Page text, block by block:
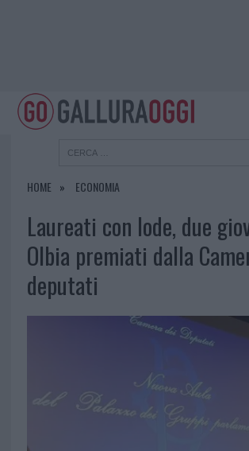
HOME ECONOMIA
Laureati con lode, due
Olbia premiati dalla
deputati